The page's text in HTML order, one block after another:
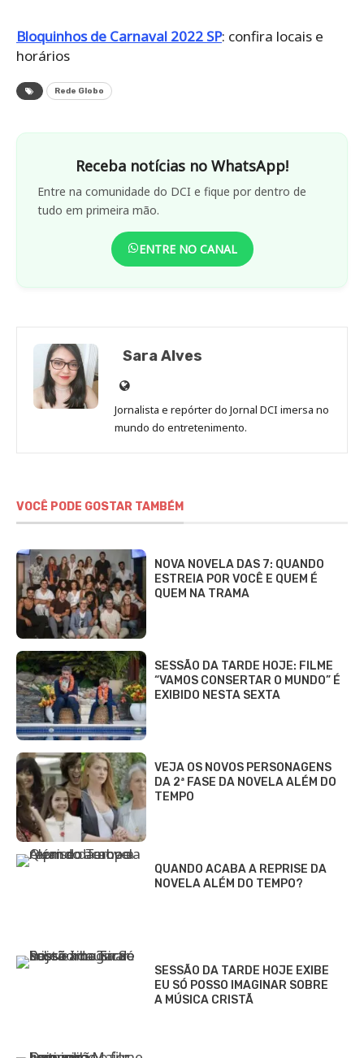
Bloquinhos de Carnaval 2022 SP: confira locais e
horários
Rede Globo
Receba notícias no WhatsApp!
Entre na comunidade do DCI e fique por dentro de
tudo em primeira mão.
ENTRE NO CANAL
Sara Alves
Site
de
Sara
Jornalista e repórter do Jornal DCI imersa no
mundo do entretenimento.
VOCÊ PODE GOSTAR TAMBÉM
NOVA NOVELA DAS 7: QUANDO
ESTREIA POR VOCÊ E QUEM É
QUEM NA TRAMA
SESSÃO DA TARDE HOJE: FILME
“VAMOS CONSERTAR O MUNDO” É
EXIBIDO NESTA SEXTA
VEJA OS NOVOS PERSONAGENS
DA 2ª FASE DA NOVELA ALÉM DO
TEMPO
QUANDO ACABA A REPRISE DA
NOVELA ALÉM DO TEMPO?
SESSÃO DA TARDE HOJE EXIBE
EU SÓ POSSO IMAGINAR SOBRE
A MÚSICA CRISTÃ